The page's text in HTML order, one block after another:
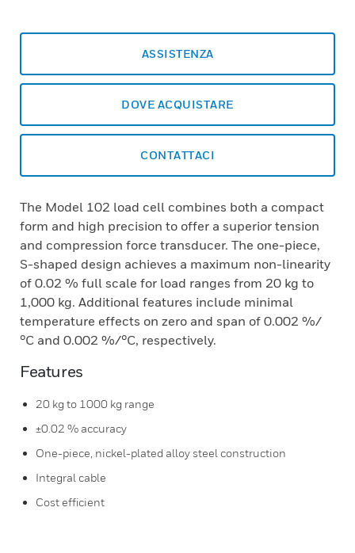
ASSISTENZA
DOVE ACQUISTARE
CONTATTACI
The Model 102 load cell combines both a compact
form and high precision to offer a superior tension
and compression force transducer. The one-piece,
S-shaped design achieves a maximum non-linearity
of 0.02 % full scale for load ranges from 20 kg to
1,000 kg. Additional features include minimal
temperature effects on zero and span of 0.002 %/
°C and 0.002 %/°C, respectively.
Features
20 kg to 1000 kg range
±0.02 % accuracy
One-piece, nickel-plated alloy steel construction
Integral cable
Cost efficient